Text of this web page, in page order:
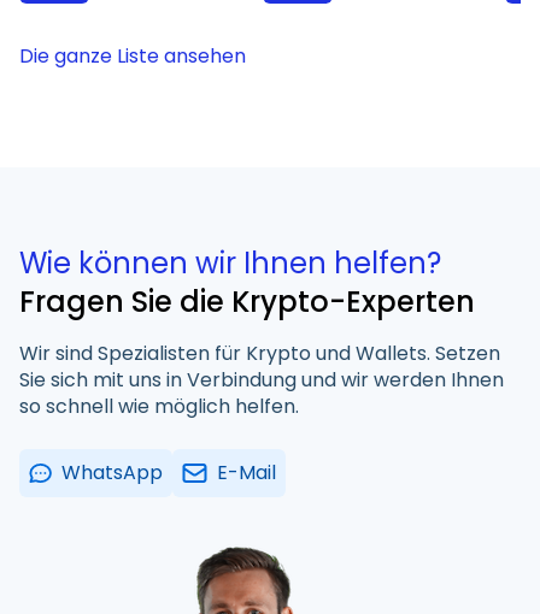
Die ganze Liste ansehen
Wie können wir Ihnen helfen?
Fragen Sie die Krypto-Experten
Wir sind Spezialisten für Krypto und Wallets. Setzen
Sie sich mit uns in Verbindung und wir werden Ihnen
so schnell wie möglich helfen.
WhatsApp E-Mail